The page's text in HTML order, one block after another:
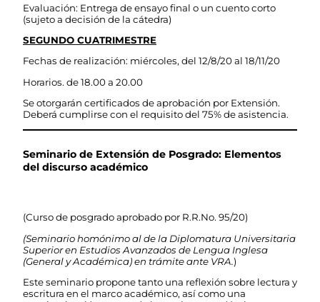
Evaluación: Entrega de ensayo final o un cuento corto
(sujeto a decisión de la cátedra)
SEGUNDO CUATRIMESTRE
Fechas de realización: miércoles, del 12/8/20 al 18/11/20
Horarios. de 18.00 a 20.00
Se otorgarán certificados de aprobación por Extensión.
Deberá cumplirse con el requisito del 75% de asistencia.
Seminario de Extensión de Posgrado: Elementos
del discurso académico
(Curso de posgrado aprobado por R.R.No. 95/20)
(Seminario homónimo al de la Diplomatura Universitaria
Superior en Estudios Avanzados de Lengua Inglesa
(General y Académica) en trámite ante VRA.)
Este seminario propone tanto una reflexión sobre lectura y
escritura en el marco académico, así como una